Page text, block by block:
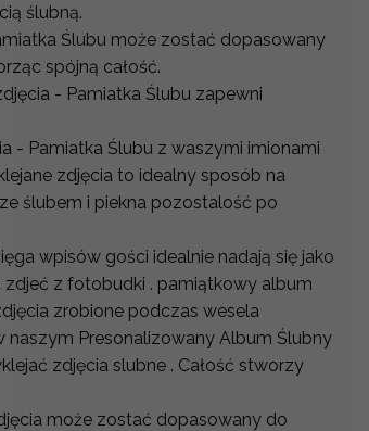
ślubną.
Ślubu może zostać dopasowany
spójną całość.
- Pamiatka Ślubu zapewni
- Pamiatka Ślubu z waszymi imionami
zdjęcia to idealny sposób na
ślubem i piekna pozostalość po
wpisów gości idealnie nadają się jako
zdjeć z fotobudki . pamiątkowy album
zrobione podczas wesela
naszym Presonalizowany Album Ślubny
zdjęcia slubne . Całość stworzy
może zostać dopasowany do